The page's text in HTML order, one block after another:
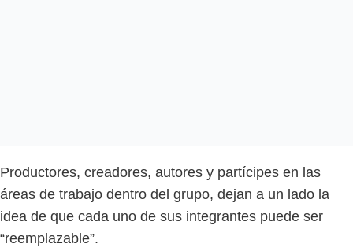
Productores, creadores, autores y partícipes en las
áreas de trabajo dentro del grupo, dejan a un lado la
idea de que cada uno de sus integrantes puede ser
“reemplazable”.